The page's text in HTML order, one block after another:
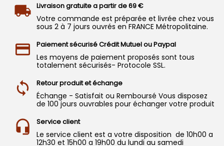
Livraison gratuite a partir de 69 €
Votre commande est préparée et livrée chez vous
sous 2 à 7 jours ouvrés en FRANCE Métropolitaine.
Paiement sécurisé Crédit Mutuel ou Paypal
Les moyens de paiement proposés sont tous
totalement sécurisés- Protocole SSL.
Retour produit et échange
Échange - Satisfait ou Remboursé Vous disposez
de 100 jours ouvrables pour échanger votre produit
Service client
Le service client est a votre disposition de 10h00 a
12h30 et 15h00 a 19h00 du lundi au samedi